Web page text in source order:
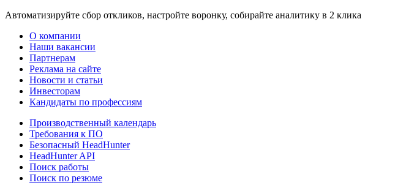
Автоматизируйте сбор откликов, настройте воронку, собирайте аналитику в 2 клика
О компании
Наши вакансии
Партнерам
Реклама на сайте
Новости и статьи
Инвесторам
Кандидаты по профессиям
Производственный календарь
Требования к ПО
Безопасный HeadHunter
HeadHunter API
Поиск работы
Поиск по резюме